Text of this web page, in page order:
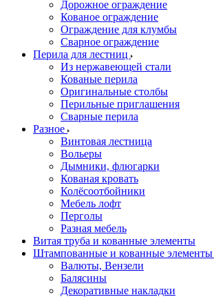
Дорожное ограждение
Кованое ограждение
Ограждение для клумбы
Сварное ограждение
Перила для лестниц
Из нержавеющей стали
Кованые перила
Оригинальные столбы
Перильные приглашения
Сварные перила
Разное
Винтовая лестница
Вольеры
Дымники, флюгарки
Кованая кровать
Колёсоотбойники
Мебель лофт
Перголы
Разная мебель
Витая труба и кованные элементы
Штампованные и кованные элементы
Валюты, Вензели
Балясины
Декоративные накладки